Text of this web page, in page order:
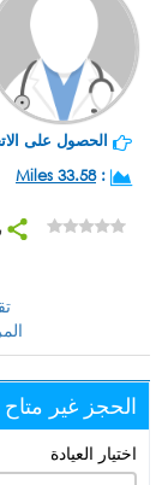
الحصول على
:
33.58 Miles
الحجز غير متاح
اختيار العيادة